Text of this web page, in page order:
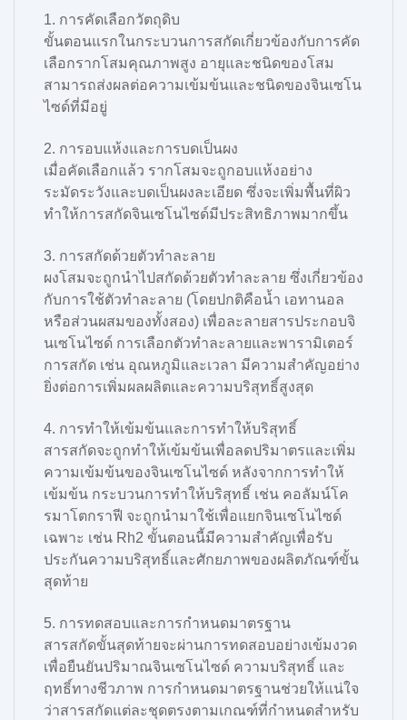
1. การคัดเลือกวัตถุดิบ
ขั้นตอนแรกในกระบวนการสกัดเกี่ยวข้องกับการคัด
เลือกรากโสมคุณภาพสูง อายุและชนิดของโสม
สามารถส่งผลต่อความเข้มข้นและชนิดของจินเซโน
ไซด์ที่มีอยู่
2. การอบแห้งและการบดเป็นผง
เมื่อคัดเลือกแล้ว รากโสมจะถูกอบแห้งอย่าง
ระมัดระวังและบดเป็นผงละเอียด ซึ่งจะเพิ่มพื้นที่ผิว
ทำให้การสกัดจินเซโนไซด์มีประสิทธิภาพมากขึ้น
3. การสกัดด้วยตัวทำละลาย
ผงโสมจะถูกนำไปสกัดด้วยตัวทำละลาย ซึ่งเกี่ยวข้อง
กับการใช้ตัวทำละลาย (โดยปกติคือน้ำ เอทานอล
หรือส่วนผสมของทั้งสอง) เพื่อละลายสารประกอบจิ
นเซโนไซด์ การเลือกตัวทำละลายและพารามิเตอร์
การสกัด เช่น อุณหภูมิและเวลา มีความสำคัญอย่าง
ยิ่งต่อการเพิ่มผลผลิตและความบริสุทธิ์สูงสุด
4. การทำให้เข้มข้นและการทำให้บริสุทธิ์
สารสกัดจะถูกทำให้เข้มข้นเพื่อลดปริมาตรและเพิ่ม
ความเข้มข้นของจินเซโนไซด์ หลังจากการทำให้
เข้มข้น กระบวนการทำให้บริสุทธิ์ เช่น คอลัมน์โค
รมาโตกราฟี จะถูกนำมาใช้เพื่อแยกจินเซโนไซด์
เฉพาะ เช่น Rh2 ขั้นตอนนี้มีความสำคัญเพื่อรับ
ประกันความบริสุทธิ์และศักยภาพของผลิตภัณฑ์ขั้น
สุดท้าย
5. การทดสอบและการกำหนดมาตรฐาน
สารสกัดขั้นสุดท้ายจะผ่านการทดสอบอย่างเข้มงวด
เพื่อยืนยันปริมาณจินเซโนไซด์ ความบริสุทธิ์ และ
ฤทธิ์ทางชีวภาพ การกำหนดมาตรฐานช่วยให้แน่ใจ
ว่าสารสกัดแต่ละชุดตรงตามเกณฑ์ที่กำหนดสำหรับ